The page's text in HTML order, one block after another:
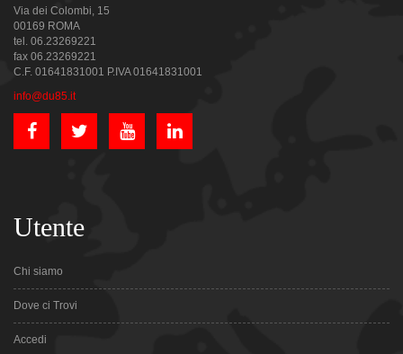
Via dei Colombi, 15
00169 ROMA
tel. 06.23269221
fax 06.23269221
C.F. 01641831001 P.IVA 01641831001
info@du85.it
Utente
Chi siamo
Dove ci Trovi
Accedi